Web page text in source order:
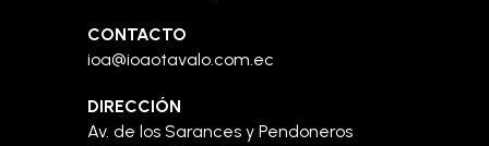
CONTACTO
ioa@ioaotavalo.com.ec
DIRECCIÓN
Av. de los Sarances y Pendoneros